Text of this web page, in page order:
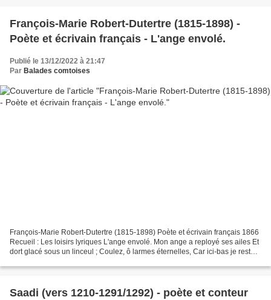
François-Marie Robert-Dutertre (1815-1898) -
Poète et écrivain français - L'ange envolé.
Publié le 13/12/2022 à 21:47
Par Balades comtoises
François-Marie Robert-Dutertre (1815-1898) Poète et écrivain français 1866
Recueil : Les loisirs lyriques L'ange envolé. Mon ange a reployé ses ailes Et
dort glacé sous un linceul ; Coulez, ô larmes éternelles, Car ici-bas je reste
Saadi (vers 1210-1291/1292) - poète et conteur